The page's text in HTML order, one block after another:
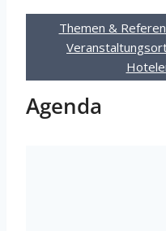
Themen &
Agenda